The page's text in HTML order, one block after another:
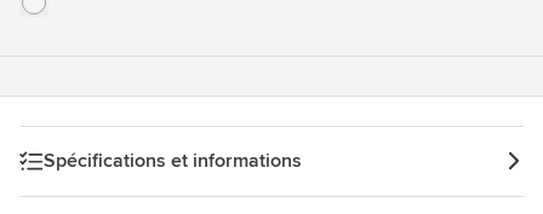
Spécifications et informations